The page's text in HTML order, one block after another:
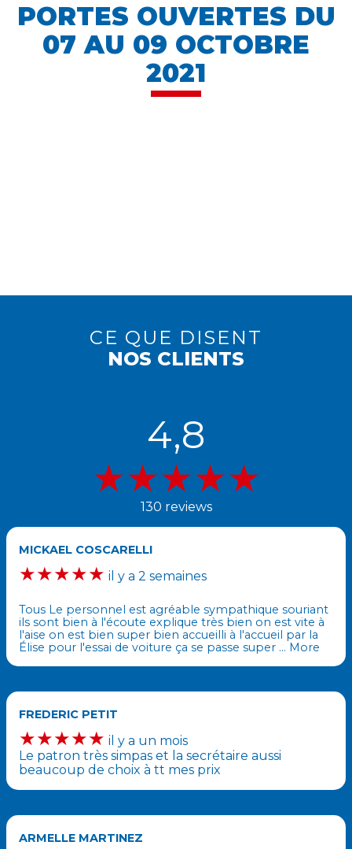
PORTES OUVERTES DU
07 AU 09 OCTOBRE
2021
CE QUE DISENT
NOS CLIENTS
4,8
★★★★★
130 reviews
MICKAEL COSCARELLI
★★★★★ il y a 2 semaines
Tous Le personnel est agréable sympathique souriant
ils sont bien à l'écoute explique très bien on est vite à
l'aise on est bien super bien accueilli à l'accueil par la
Élise pour l'essai de voiture ça se passe super … More
FREDERIC PETIT
★★★★★ il y a un mois
Le patron très simpas et la secrétaire aussi
beaucoup de choix à tt mes prix
ARMELLE MARTINEZ